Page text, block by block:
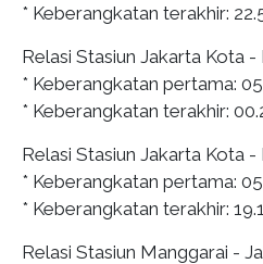
* Keberangkatan terakhir:
Relasi Stasiun Jakarta Kota
* Keberangkatan pertama:
* Keberangkatan terakhir:
Relasi Stasiun Jakarta Kota -
* Keberangkatan pertama:
* Keberangkatan terakhir:
Relasi Stasiun Manggarai -